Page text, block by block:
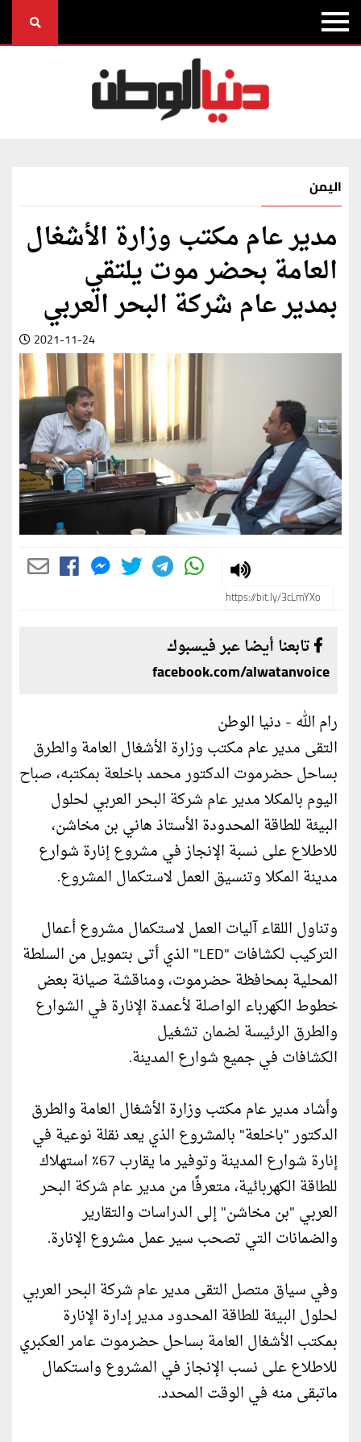
اليمن
مدير عام مكتب وزارة الأشغال
العامة بحضر موت يلتقي
بمدير عام شركة البحر العربي
2021-11-24
تابعنا أيضا عبر فيسبوك
facebook.com/alwatanvoice
رام الله - دنيا الوطن
التقى مدير عام مكتب وزارة الأشغال العامة والطرق
بساحل حضرموت الدكتور محمد باخلعة بمكتبه، صباح
اليوم بالمكلا مدير عام شركة البحر العربي لحلول
البيئة للطاقة المحدودة الأستاذ هاني بن مخاشن،
للاطلاع على نسبة الإنجاز في مشروع إنارة شوارع
مدينة المكلا وتنسيق العمل لاستكمال المشروع.
وتناول اللقاء آليات العمل لاستكمال مشروع أعمال
التركيب لكشافات "LED" الذي أتى بتمويل من السلطة
المحلية بمحافظة حضرموت، ومناقشة صيانة بعض
خطوط الكهرباء الواصلة لأعمدة الإنارة في الشوارع
والطرق الرئيسة لضمان تشغيل
الكشافات في جميع شوارع المدينة.
وأشاد مدير عام مكتب وزارة الأشغال العامة والطرق
الدكتور "باخلعة" بالمشروع الذي يعد نقلة نوعية في
إنارة شوارع المدينة وتوفير ما يقارب 67٪ استهلاك
للطاقة الكهربائية، متعرفًا من مدير عام شركة البحر
العربي "بن مخاشن" إلى الدراسات والتقارير
والضمانات التي تصحب سير عمل مشروع الإنارة.
وفي سياق متصل التقى مدير عام شركة البحر العربي
لحلول البيئة للطاقة المحدود مدير إدارة الإنارة
بمكتب الأشغال العامة بساحل حضرموت عامر العكبري
للاطلاع على نسب الإنجاز في المشروع واستكمال
ماتبقى منه في الوقت المحدد.